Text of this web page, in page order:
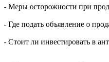
- Меры осторожности при
- Где подать объявление о
- Стоит ли инвестировать в